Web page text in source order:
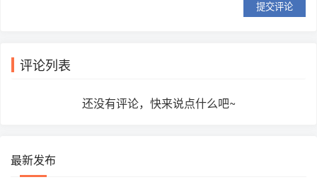
提交评论
评论列表
还没有评论，快来说点什么吧~
最新发布